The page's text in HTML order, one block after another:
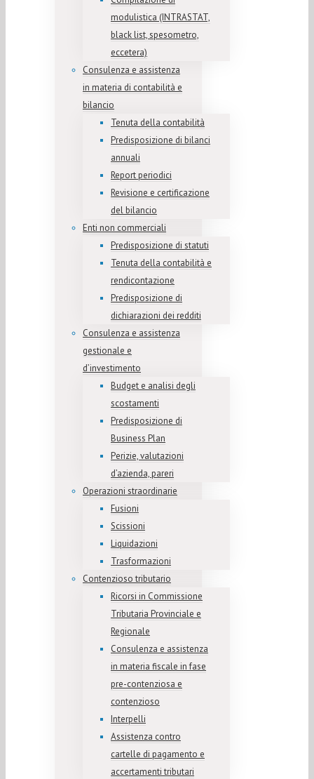
modulistica (INTRASTAT,
black list, spesometro,
eccetera)
Consulenza e assistenza
in materia di contabilità e
bilancio
Tenuta della contabilità
Predisposizione di bilanci
annuali
Report periodici
Revisione e certificazione
del bilancio
Enti non commerciali
Predisposizione di statuti
Tenuta della contabilità e
rendicontazione
Predisposizione di
dichiarazioni dei redditi
Consulenza e assistenza
gestionale e
d’investimento
Budget e analisi degli
scostamenti
Predisposizione di
Business Plan
Perizie, valutazioni
d’azienda, pareri
Operazioni straordinarie
Fusioni
Scissioni
Liquidazioni
Trasformazioni
Contenzioso tributario
Ricorsi in Commissione
Tributaria Provinciale e
Regionale
Consulenza e assistenza
in materia fiscale in fase
pre-contenziosa e
contenzioso
Interpelli
Assistenza contro
cartelle di pagamento e
accertamenti tributari